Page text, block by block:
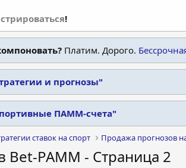
!
Платим. Дорого.
и прогнозы"
ПАММ-счета"
ставок на спорт Продажа прогнозов
Bet-PAMM - Страница 2